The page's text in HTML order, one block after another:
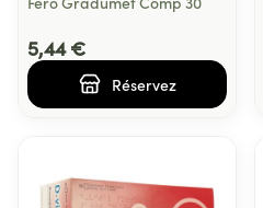
5,44 €
Réservez